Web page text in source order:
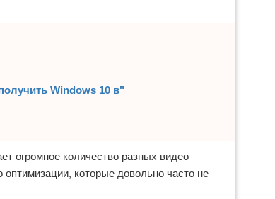
Windows 10 в"
огромное количество разных видео
которые довольно часто не